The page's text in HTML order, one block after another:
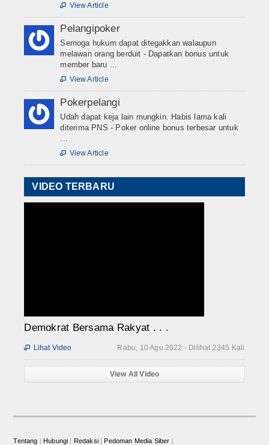
 View Article
Pelangipoker
Semoga hukum dapat ditegakkan walaupun
melawan orang berduit - Dapatkan bonus untuk
member baru ...
 View Article
Pokerpelangi
Udah dapat keja lain mungkin. Habis lama kali
diterima PNS - Poker online bonus terbesar untuk
 View Article
VIDEO TERBARU
Demokrat Bersama Rakyat . . .
Rabu, 10 Agu 2022 - Dilihat 2345 Kali
 Lihat Video
View All Video
Tentang | Hubungi | Redaksi| Pedoman Media Siber |